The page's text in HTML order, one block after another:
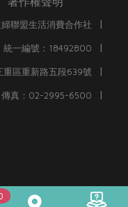
聯盟生活消費合作社 |
統一編號：18492800 |
重區重新路五段639號 |
傳真：02-2995-6500 |